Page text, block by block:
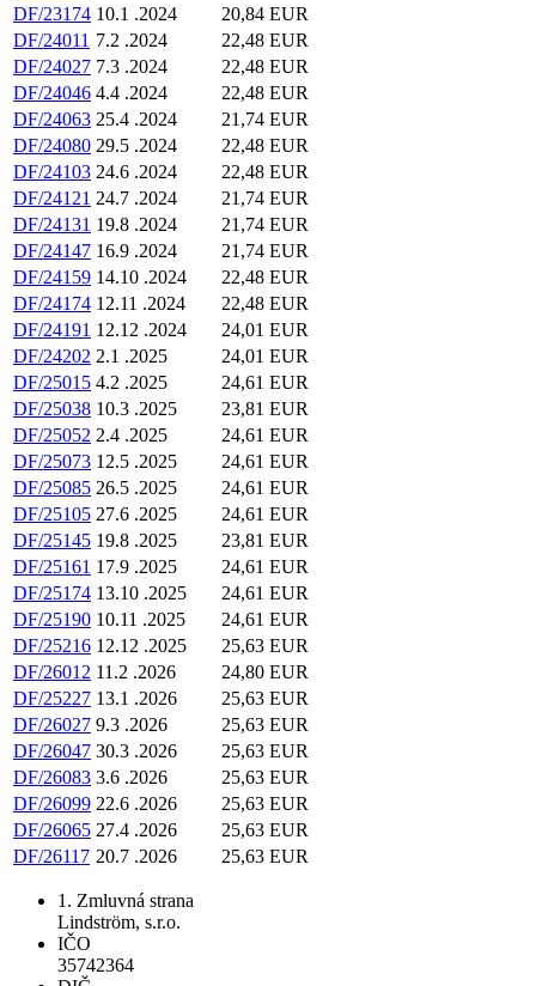
DF/23174 10.1 .2024
20,84 EUR
DF/24011 7.2 .2024
22,48 EUR
DF/24027 7.3 .2024
22,48 EUR
DF/24046 4.4 .2024
22,48 EUR
DF/24063 25.4 .2024
21,74 EUR
DF/24080 29.5 .2024
22,48 EUR
DF/24103 24.6 .2024
22,48 EUR
DF/24121 24.7 .2024
21,74 EUR
DF/24131 19.8 .2024
21,74 EUR
DF/24147 16.9 .2024
21,74 EUR
DF/24159 14.10 .2024
22,48 EUR
DF/24174 12.11 .2024
22,48 EUR
DF/24191 12.12 .2024
24,01 EUR
DF/24202 2.1 .2025
24,01 EUR
DF/25015 4.2 .2025
24,61 EUR
DF/25038 10.3 .2025
23,81 EUR
DF/25052 2.4 .2025
24,61 EUR
DF/25073 12.5 .2025
24,61 EUR
DF/25085 26.5 .2025
24,61 EUR
DF/25105 27.6 .2025
24,61 EUR
DF/25145 19.8 .2025
23,81 EUR
DF/25161 17.9 .2025
24,61 EUR
DF/25174 13.10 .2025
24,61 EUR
DF/25190 10.11 .2025
24,61 EUR
DF/25216 12.12 .2025
25,63 EUR
DF/26012 11.2 .2026
24,80 EUR
DF/25227 13.1 .2026
25,63 EUR
DF/26027 9.3 .2026
25,63 EUR
DF/26047 30.3 .2026
25,63 EUR
DF/26083 3.6 .2026
25,63 EUR
DF/26099 22.6 .2026
25,63 EUR
DF/26065 27.4 .2026
25,63 EUR
DF/26117 20.7 .2026 25,63 EUR
1. Zmluvná strana
Lindström, s.r.o.
IČO
35742364